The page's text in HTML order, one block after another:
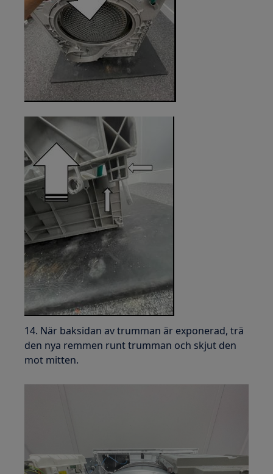
14. När baksidan av trumman är exponerad, trä
den nya remmen runt trumman och skjut den
mot mitten.